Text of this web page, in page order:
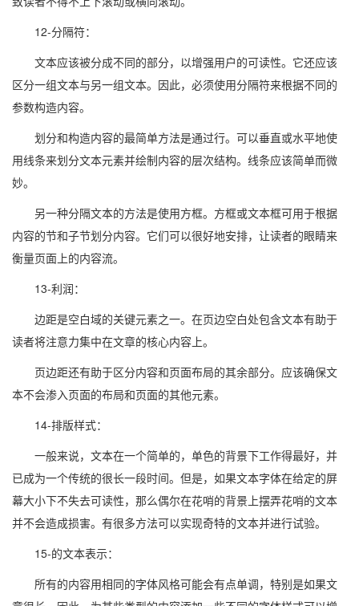
12-分隔符：
文本应该被分成不同的部分，以增强用户的可读性。它还应该
区分一组文本与另一组文本。因此，必须使用分隔符来根据不同的
参数构造内容。
划分和构造内容的最简单方法是通过行。可以垂直或水平地使
用线条来划分文本元素并绘制内容的层次结构。线条应该简单而微
妙。
另一种分隔文本的方法是使用方框。方框或文本框可用于根据
内容的节和子节划分内容。它们可以很好地安排，让读者的眼睛来
衡量页面上的内容流。
13-利润：
边距是空白域的关键元素之一。在页边空白处包含文本有助于
读者将注意力集中在文章的核心内容上。
页边距还有助于区分内容和页面布局的其余部分。应该确保文
本不会渗入页面的布局和页面的其他元素。
14-排版样式：
一般来说，文本在一个简单的，单色的背景下工作得最好，并
已成为一个传统的很长一段时间。但是，如果文本字体在给定的屏
幕大小下不失去可读性，那么偶尔在花哨的背景上摆弄花哨的文本
并不会造成损害。有很多方法可以实现奇特的文本并进行试验。
15-的文本表示：
所有的内容用相同的字体风格可能会有点单调，特别是如果文